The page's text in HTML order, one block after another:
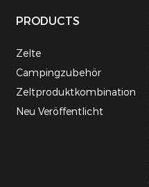
PRODUCTS
Zelte
Campingzubehör
Zeltproduktkombination
Neu Veröffentlicht